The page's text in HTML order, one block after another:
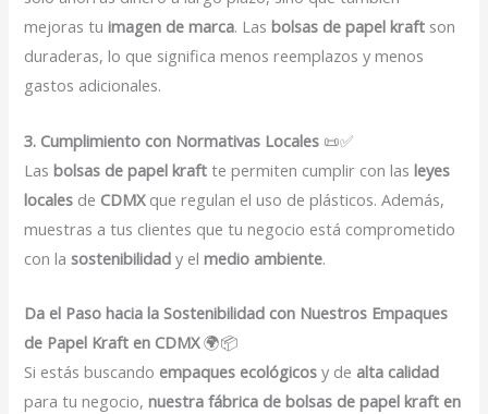
mejoras tuimagen de marca. Lasbolsas de papel kraft son
duraderas, lo que significa menos reemplazos y menos
gastos adicionales.
3. Cumplimiento con Normativas Locales 📜✅
Lasbolsas de papel kraft te permiten cumplir con lasleyes
locales de CDMXque regulan el uso de plásticos. Además,
muestras a tus clientes que tu negocio está comprometido
con lasostenibilidad y elmedio ambiente.
Da el Paso hacia la Sostenibilidad con Nuestros Empaques
de Papel Kraft en CDMX🌍📦
Si estás buscando empaques ecológicos y de alta calidad
para tu negocio,nuestra fábrica de bolsas de papel kraft en